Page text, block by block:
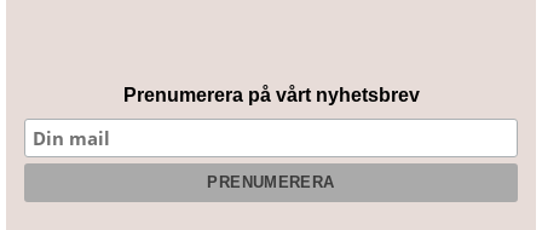
Prenumerera på vårt nyhetsbrev